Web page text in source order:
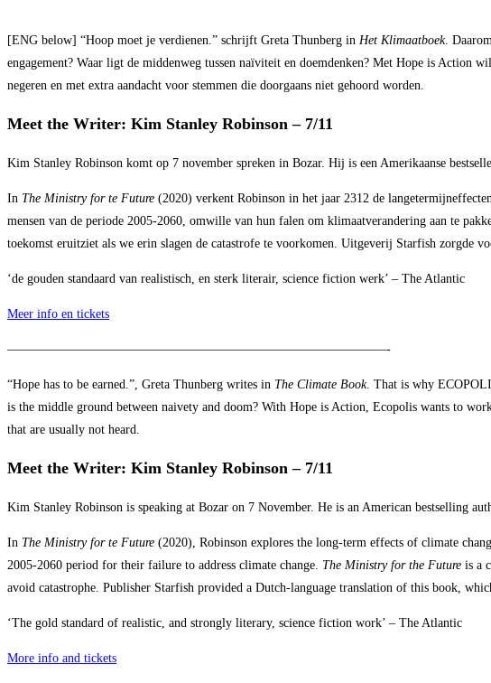
[ENG below] “Hoop moet je verdienen.” schrijft Greta Thunberg in Het Klimaatboek.
engagement? Waar ligt de middenweg tussen naïviteit en doemdenken? Met Hope is Action
negeren en met extra aandacht voor stemmen die doorgaans niet gehoord worden.
Meet the Writer: Kim Stanley Robinson – 7/11
Kim Stanley Robinson komt op 7 november spreken in Bozar. Hij is een Amerikaanse
In The Ministry for te Future (2020) verkent Robinson in het jaar 2312 de
mensen van de periode 2005-2060, omwille van hun falen om klimaatverandering aan te
toekomst eruitziet als we erin slagen de catastrofe te voorkomen. Uitgeverij Starfish zorgde
‘de gouden standaard van realistisch, en sterk literair, science fiction werk’ – The Atlantic
Meer info en tickets
——————————————————————————————-
“Hope has to be earned.”, Greta Thunberg writes in The Climate Book. That is why
is the middle ground between naivety and doom? With Hope is Action, Ecopolis wants to
that are usually not heard.
Meet the Writer: Kim Stanley Robinson – 7/11
Kim Stanley Robinson is speaking at Bozar on 7 November. He is an American bestselling
In The Ministry for te Future (2020), Robinson explores the long-term effects of climate
2005-2060 period for their failure to address climate change. The Ministry for the Future is a
avoid catastrophe. Publisher Starfish provided a Dutch-language translation of this book,
‘The gold standard of realistic, and strongly literary, science fiction work’ – The Atlantic
More info and tickets